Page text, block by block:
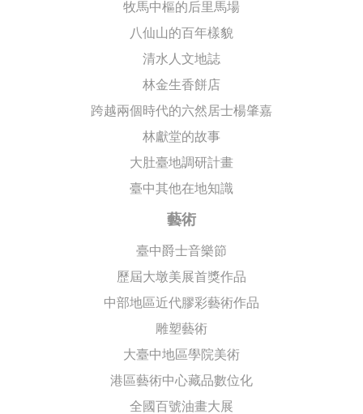
牧馬中樞的后里馬場
八仙山的百年樣貌
清水人文地誌
林金生香餅店
跨越兩個時代的六然居士楊肇嘉
林獻堂的故事
大肚臺地調研計畫
臺中其他在地知識
藝術
臺中爵士音樂節
歷屆大墩美展首獎作品
中部地區近代膠彩藝術作品
雕塑藝術
大臺中地區學院美術
港區藝術中心藏品數位化
全國百號油畫大展